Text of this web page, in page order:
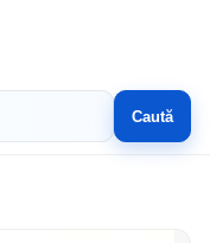
Caută